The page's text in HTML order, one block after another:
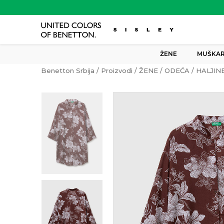
ŽENE
Benetton Srbija Proizvodi ŽENE ODEĆA